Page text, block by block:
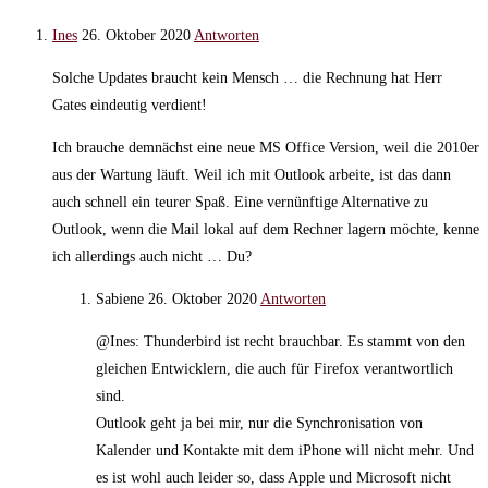
Ines 26. Oktober 2020 Antworten
Solche Updates braucht kein Mensch … die Rechnung hat Herr
Gates eindeutig verdient!
Ich brauche demnächst eine neue MS Office Version, weil die 2010er
aus der Wartung läuft. Weil ich mit Outlook arbeite, ist das dann
auch schnell ein teurer Spaß. Eine vernünftige Alternative zu
Outlook, wenn die Mail lokal auf dem Rechner lagern möchte, kenne
ich allerdings auch nicht … Du?
Sabiene 26. Oktober 2020 Antworten
@Ines: Thunderbird ist recht brauchbar. Es stammt von den
gleichen Entwicklern, die auch für Firefox verantwortlich
sind.
Outlook geht ja bei mir, nur die Synchronisation von
Kalender und Kontakte mit dem iPhone will nicht mehr. Und
es ist wohl auch leider so, dass Apple und Microsoft nicht